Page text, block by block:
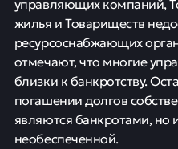
жилья и Товариществ
ресурсоснабжающих
отмечают, что многие
близки к банкротству.
погашении долгов
являются банкротами, но
необеспеченной.